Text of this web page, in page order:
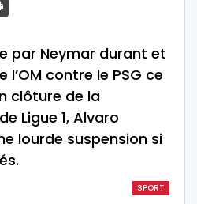
par Neymar durant et
contre le PSG ce
clôture de la
Ligue 1, Alvaro
lourde suspension si
SPORT